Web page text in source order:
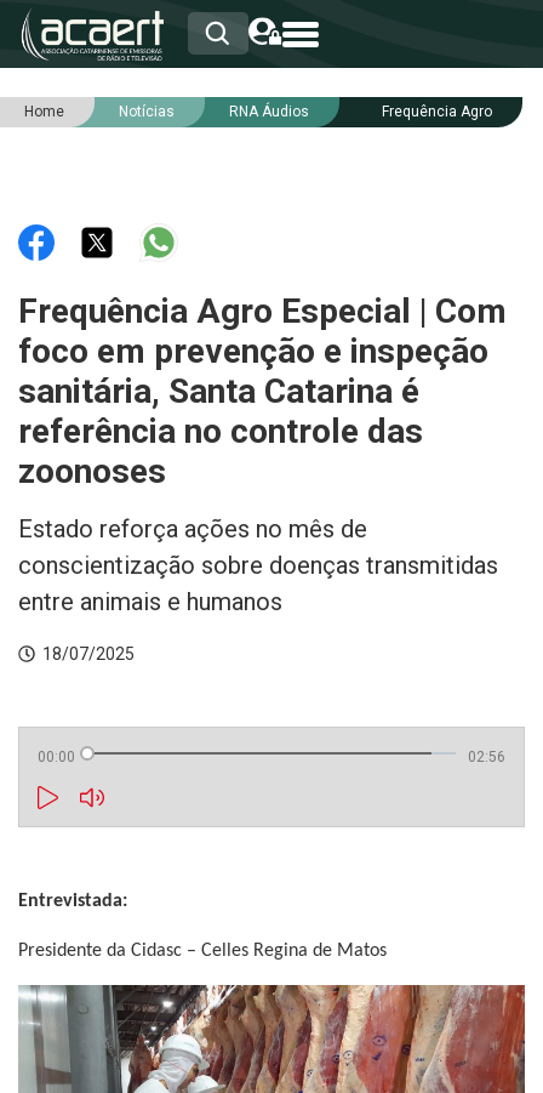
HOME
RNA
NOTÍCIAS
SERVIÇOS
INTEGRIDADE
Home Notícias RNA Áudios Frequência Agro
Frequência Agro Especial | Com
foco em prevenção e inspeção
sanitária, Santa Catarina é
referência no controle das
zoonoses
Estado reforça ações no mês de
conscientização sobre doenças transmitidas
entre animais e humanos
18/07/2025
00:00 02:56
Entrevistada:
Presidente da Cidasc – Celles Regina de Matos